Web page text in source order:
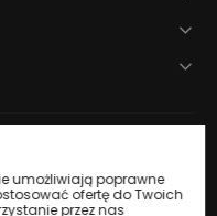
produktami
sprawuje
Weterynarii w
umożliwiają poprawne
ofertę do Twoich
przez nas